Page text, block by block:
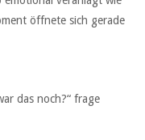
öffnete sich gerade
das noch?“ frage